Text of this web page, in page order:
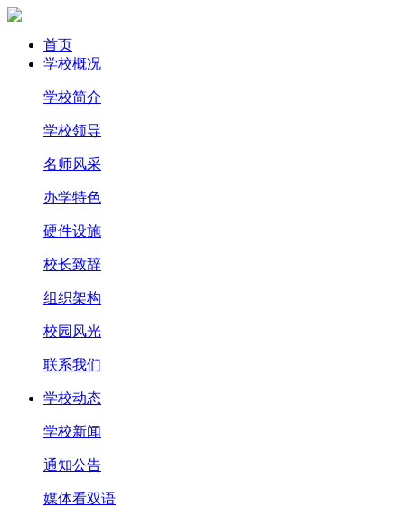
首页
学校概况
学校简介
学校领导
名师风采
办学特色
硬件设施
校长致辞
组织架构
校园风光
联系我们
学校动态
学校新闻
通知公告
媒体看双语